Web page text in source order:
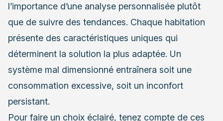
l’importance d’une analyse personnalisée plutôt
que de suivre des tendances. Chaque habitation
présente des caractéristiques uniques qui
déterminent la solution la plus adaptée. Un
système mal dimensionné entraînera soit une
consommation excessive, soit un inconfort
persistant.
Pour faire un choix éclairé, tenez compte de ces